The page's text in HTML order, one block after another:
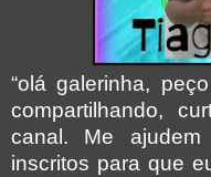
“olá galerinha,
compartilhando,
canal. Me
inscritos para que